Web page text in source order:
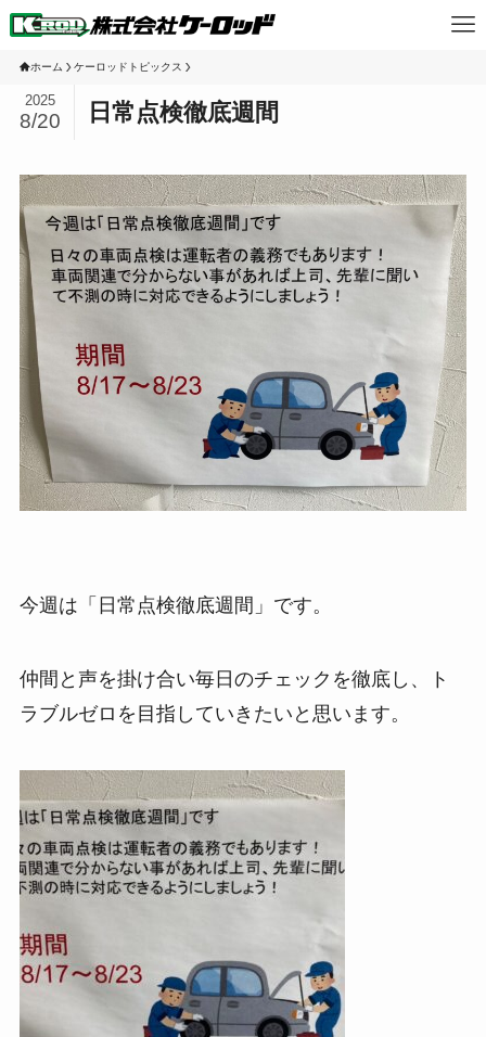
ホーム ケーロッドトピックス
日常点検徹底週間
2025
8/20
今週は「日常点検徹底週間」です。
仲間と声を掛け合い毎日のチェックを徹底し、ト
ラブルゼロを目指していきたいと思います。